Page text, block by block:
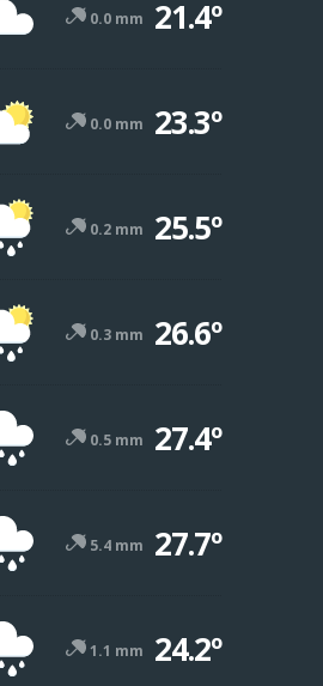
0.0 mm 21.4º
0.0 mm 23.3º
0.2 mm 25.5º
0.3 mm 26.6º
0.5 mm 27.4º
5.4 mm 27.7º
1.1 mm 24.2º